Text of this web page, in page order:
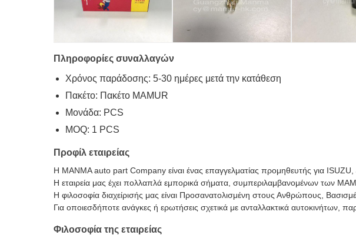
Πληροφορίες συναλλαγών
Χρόνος παράδοσης: 5-30 ημέρες μετά την κατάθεση
Πακέτο: Πακέτο MAMUR
Μονάδα: PCS
MOQ: 1 PCS
Προφίλ εταιρείας
Η MANMA auto part Company είναι ένας επαγγελματίας προμηθευτής για
Η εταιρεία μας έχει πολλαπλά εμπορικά σήματα, συμπεριλαμβανομένων των
Η φιλοσοφία διαχείρισής μας είναι Προσανατολισμένη στους Ανθρώπους,
Για οποιεσδήποτε ανάγκες ή ερωτήσεις σχετικά με ανταλλακτικά αυτοκινήτων,
Φιλοσοφία της εταιρείας